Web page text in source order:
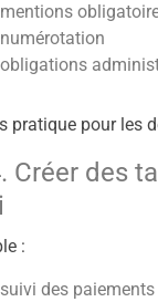
mentions
numérotation
obligations
pratique pour les
Créer des
:
suivi des paiements